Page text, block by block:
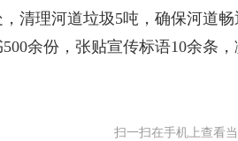
清理河道垃圾5吨，确保河道畅
余份，张贴宣传标语10余条
扫一扫在手机上查看